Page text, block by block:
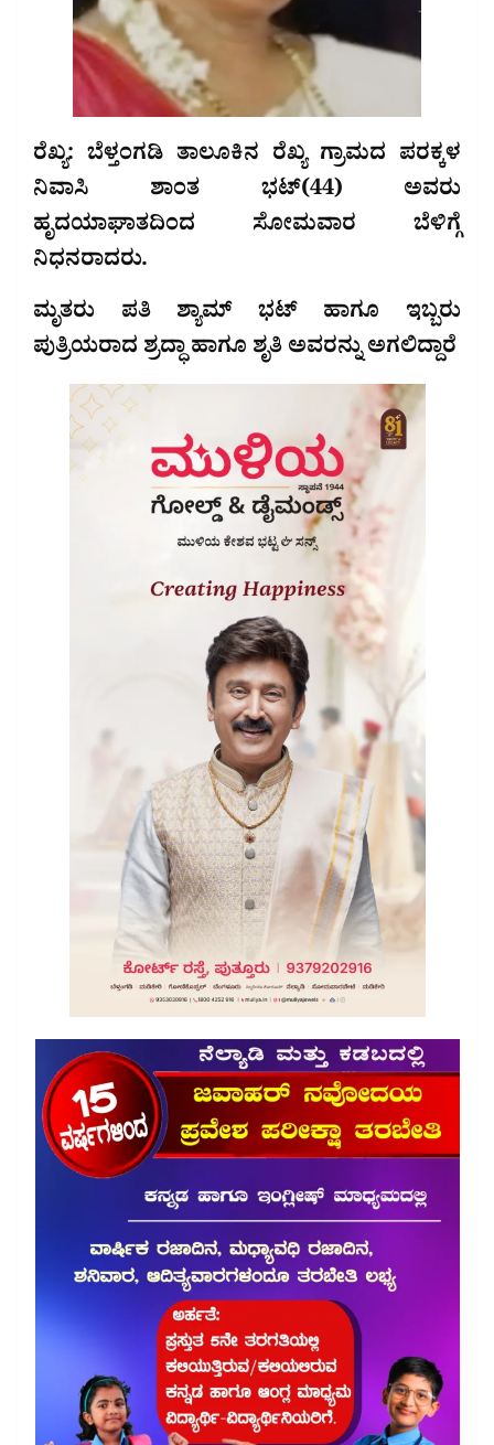
ರೆಖ್ಯ: ಬೆಳ್ತಂಗಡಿ ತಾಲೂಕಿನ ರೆಖ್ಯ ಗ್ರಾಮದ ಪರಕ್ಕಳ
ನಿವಾಸಿ ಶಾಂತ ಭಟ್(44) ಅವರು
ಹೃದಯಾಘಾತದಿಂದ ಸೋಮವಾರ ಬೆಳಿಗ್ಗೆ
ನಿಧನರಾದರು.
ಮೃತರು ಪತಿ ಶ್ಯಾಮ್ ಭಟ್ ಹಾಗೂ ಇಬ್ಬರು
ಪುತ್ರಿಯರಾದ ಶ್ರದ್ಧಾ ಹಾಗೂ ಶೃತಿ ಅವರನ್ನು ಅಗಲಿದ್ದಾರೆ